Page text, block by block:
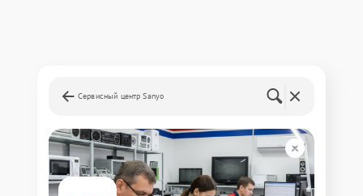
Сервисный центр Sanyo